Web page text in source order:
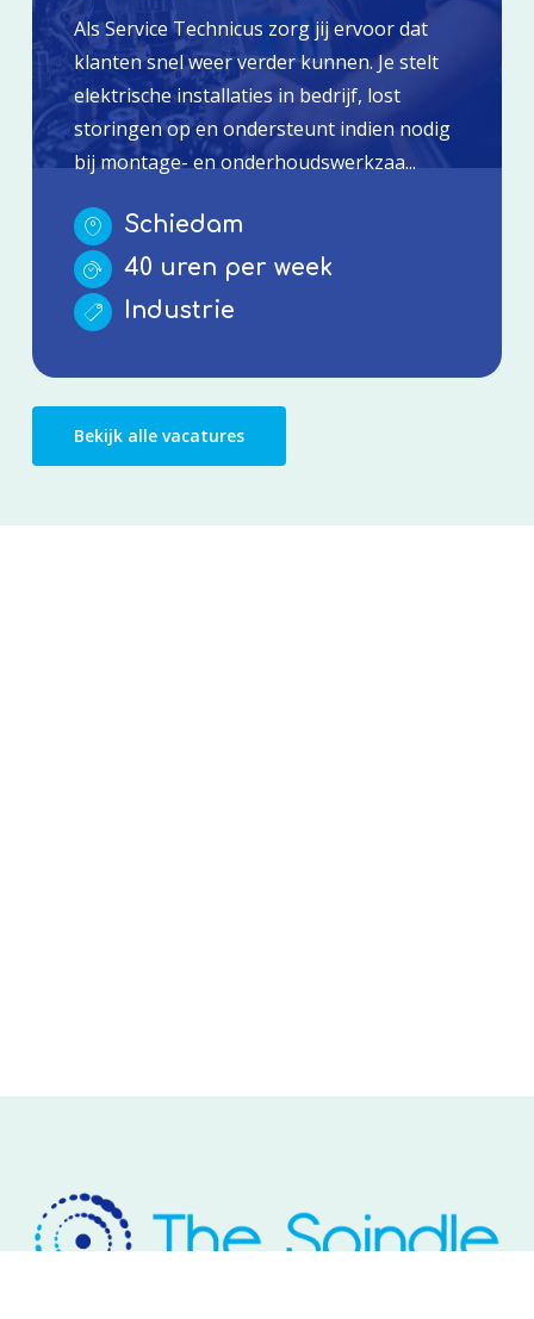
Als Service Technicus zorg jij ervoor dat
klanten snel weer verder kunnen. Je stelt
elektrische installaties in bedrijf, lost
storingen op en ondersteunt indien nodig
bij montage- en onderhoudswerkzaa...
Schiedam
40 uren per week
Industrie
Bekijk alle vacatures